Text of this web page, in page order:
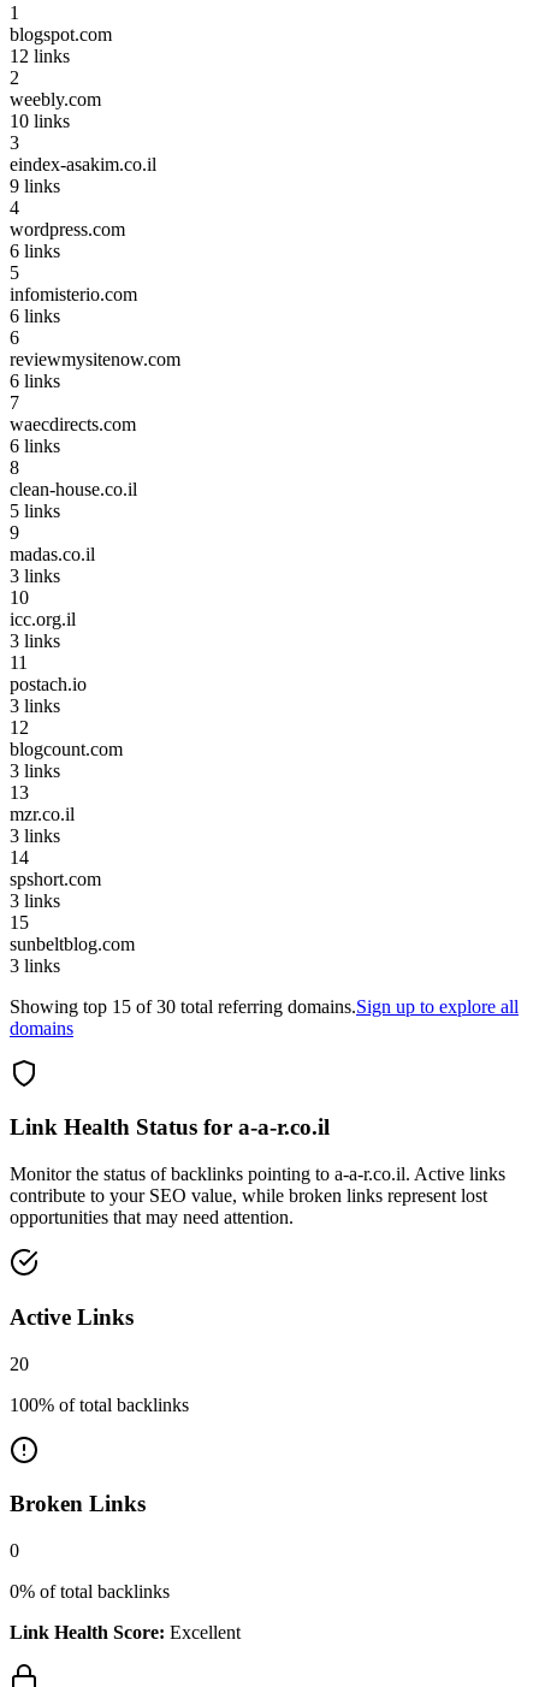
1
blogspot.com
12 links
2
weebly.com
10 links
3
eindex-asakim.co.il
9 links
4
wordpress.com
6 links
5
infomisterio.com
6 links
6
reviewmysitenow.com
6 links
7
waecdirects.com
6 links
8
clean-house.co.il
5 links
9
madas.co.il
3 links
10
icc.org.il
3 links
11
postach.io
3 links
12
blogcount.com
3 links
13
mzr.co.il
3 links
14
spshort.com
3 links
15
sunbeltblog.com
3 links
Showing top 15 of30 total referring domains.Sign up to explore all
domains
Link Health Status for a-a-r.co.il
Monitor the status of backlinks pointing to a-a-r.co.il. Active links
contribute to your SEO value, while broken links represent lost
opportunities that may need attention.
Active Links
20
100% of total backlinks
Broken Links
0
0% of total backlinks
Link Health Score: Excellent